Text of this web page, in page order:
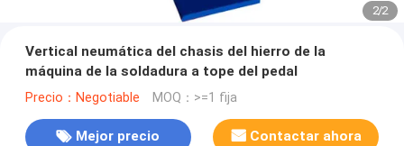
2/2
Vertical neumática del chasis del hierro de la
máquina de la soldadura a tope del pedal
Precio：Negotiable MOQ：>=1 fija
Mejor precio Contactar ahora